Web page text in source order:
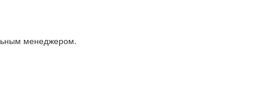
менеджером.